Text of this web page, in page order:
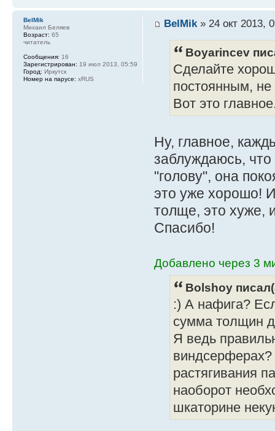
BelMik» 24 окт 2013,
Boyarincev
Сделайте
постоянным, не
Вот это
Ну, главное,
заблуждаюсь, что
"голову", она
это уже хорошо!
толще, это хуже,
Спасибо!
Добавлено через 3
Bolshoy
:) А нафига?
сумма толщин
Я ведь
виндсерферах?
растягивания
наоборот
шкаторине
BelMik
Михаил Беляев
Возраст: 65
читатель
Сообщения: 16
Зарегистрирован: 19 июл 2013, 05:59
Город: Иркутск
Номер на парусе: xRUS